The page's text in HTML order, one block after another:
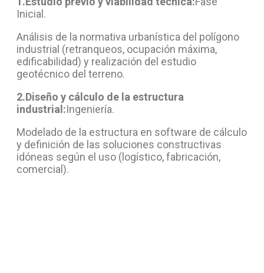
Inicial.
Análisis de la normativa urbanística del polígono
industrial (retranqueos, ocupación máxima,
edificabilidad) y realización del estudio
geotécnico del terreno.
2.Diseño y cálculo de la estructura
industrial:Ingeniería.
Modelado de la estructura en software de cálculo
y definición de las soluciones constructivas
idóneas según el uso (logístico, fabricación,
comercial).